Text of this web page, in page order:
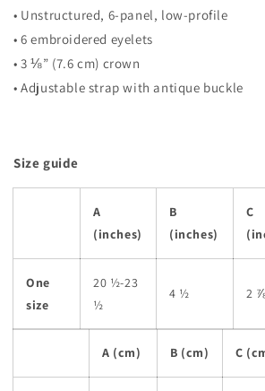
• Unstructured, 6-panel, low-profile
• 6 embroidered eyelets
• 3 ⅛” (7.6 cm) crown
• Adjustable strap with antique buckle
Size guide
A
(inches)
B
(inches)
C
One
size
20 ½-23
½
4 ½ 2
A (cm) B (cm) C